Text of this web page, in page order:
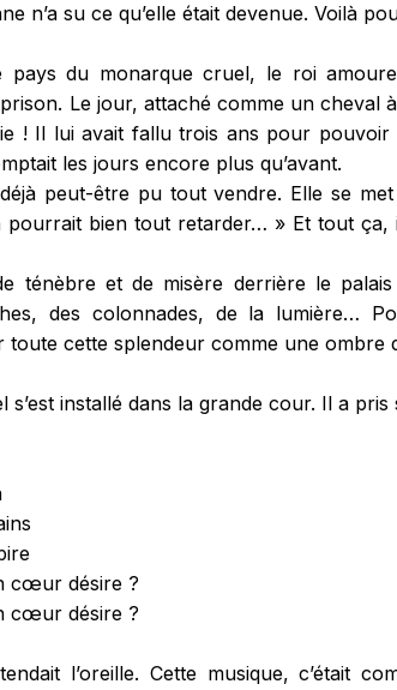
n’a su ce qu’elle était devenue. Voilà
pays du monarque cruel, le roi
Le jour, attaché comme un cheval
! Il lui avait fallu trois ans pour pouvoir
les jours encore plus qu’avant.
peut-être pu tout vendre. Elle se
pourrait bien tout retarder… » Et tout
ténèbre et de misère derrière le
des colonnades, de la lumière…
toute cette splendeur comme une ombre
s’est installé dans la grande cour. Il a
cœur désire ?
cœur désire ?
l’oreille. Cette musique, c’était